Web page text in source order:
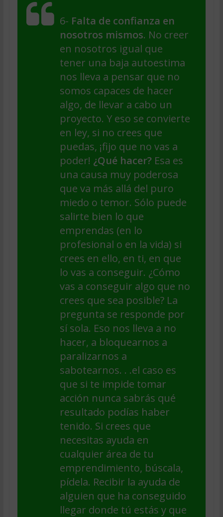
6- Falta de confianza en
nosotros mismos. No creer
en nosotros igual que
tener una baja autoestima
nos lleva a pensar que no
somos capaces de hacer
algo, de llevar a cabo un
proyecto. Y eso se convierte
en ley, si no crees que
puedas, ¡fijo que no vas a
poder! ¿Qué hacer?Esa es
una causa muy poderosa
que va más allá del puro
miedo o temor. Sólo puede
salirte bien lo que
emprendas (en lo
profesional o en la vida) si
crees en ello, en ti, en que
lo vas a conseguir. ¿Cómo
vas a conseguir algo que no
crees que sea posible? La
pregunta se responde por
sí sola. Eso nos lleva a no
hacer, a bloquearnos a
paralizarnos a
sabotearnos. . .el caso es
que si te impide tomar
acción nunca sabrás qué
resultado podías haber
tenido. Si crees que
necesitas ayuda en
cualquier área de tu
emprendimiento, búscala,
pídela. Recibir la ayuda de
alguien que ha conseguido
llegar donde tú estás y que